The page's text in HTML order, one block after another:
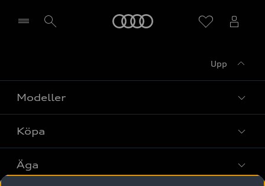
Upp
Modeller
Alla modeller
Elbilar
Köpa
Privaterbjudanden
Äga